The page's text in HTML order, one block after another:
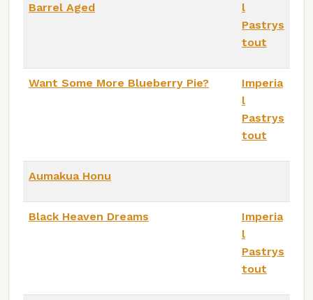
Barrel Aged
l
Pastrys
tout
Want Some More Blueberry Pie?
Imperia
l
Pastrys
tout
Aumakua Honu
Black Heaven Dreams
Imperia
l
Pastrys
tout